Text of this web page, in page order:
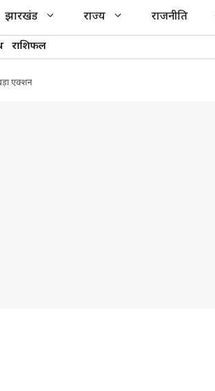
झारखंड राज्य राजनीति
राशिफल
एक्शन